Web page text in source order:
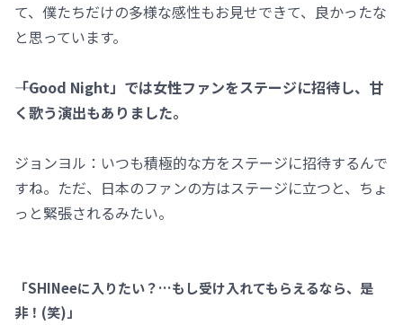
て、僕たちだけの多様な感性もお見せできて、良かったな
と思っています。
――「Good Night」では女性ファンをステージに招待し、甘
く歌う演出もありました。
ジョンヨル：いつも積極的な方をステージに招待するんで
すね。ただ、日本のファンの方はステージに立つと、ちょ
っと緊張されるみたい。
「SHINeeに入りたい？…もし受け入れてもらえるなら、是
非！(笑)」